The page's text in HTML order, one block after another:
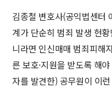
김종철 변호사(공익법센터
계가 단순히 범죄 발생 현
니라면 인신매매 범죄피해
른 보호·지원을 받도록 해
자를 발견한) 공무원이 이